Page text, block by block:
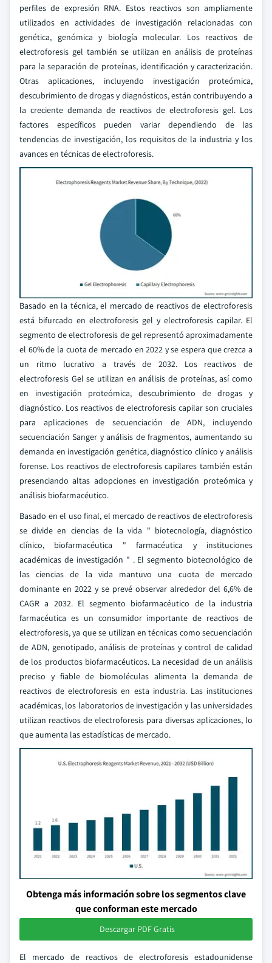
perfiles de expresión RNA. Estos reactivos son ampliamente
utilizados en actividades de investigación relacionadas con
genética, genómica y biología molecular. Los reactivos de
electroforesis gel también se utilizan en análisis de proteínas
para la separación de proteínas, identificación y caracterización.
Otras aplicaciones, incluyendo investigación proteómica,
descubrimiento de drogas y diagnósticos, están contribuyendo a
la creciente demanda de reactivos de electroforesis gel. Los
factores específicos pueden variar dependiendo de las
tendencias de investigación, los requisitos de la industria y los
avances en técnicas de electroforesis.
Basado en la técnica, el mercado de reactivos de electroforesis
está bifurcado en electroforesis gel y electroforesis capilar. El
segmento de electroforesis de gel representó aproximadamente
el 60% de la cuota de mercado en 2022 y se espera que crezca a
un ritmo lucrativo a través de 2032. Los reactivos de
electroforesis Gel se utilizan en análisis de proteínas, así como
en investigación proteómica, descubrimiento de drogas y
diagnóstico. Los reactivos de electroforesis capilar son cruciales
para aplicaciones de secuenciación de ADN, incluyendo
secuenciación Sanger y análisis de fragmentos, aumentando su
demanda en investigación genética, diagnóstico clínico y análisis
forense. Los reactivos de electroforesis capilares también están
presenciando altas adopciones en investigación proteómica y
análisis biofarmacéutico.
Basado en el uso final, el mercado de reactivos de electroforesis
se divide en ciencias de la vida " biotecnología, diagnóstico
clínico, biofarmacéutica " farmacéutica y instituciones
académicas de investigación " . El segmento biotecnológico de
las ciencias de la vida mantuvo una cuota de mercado
dominante en 2022 y se prevé observar alrededor del 6,6% de
CAGR a 2032. El segmento biofarmacéutico de la industria
farmacéutica es un consumidor importante de reactivos de
electroforesis, ya que se utilizan en técnicas como secuenciación
de ADN, genotipado, análisis de proteínas y control de calidad
de los productos biofarmacéuticos. La necesidad de un análisis
preciso y fiable de biomoléculas alimenta la demanda de
reactivos de electroforesis en esta industria. Las instituciones
académicas, los laboratorios de investigación y las universidades
utilizan reactivos de electroforesis para diversas aplicaciones, lo
que aumenta las estadísticas de mercado.
Obtenga más información sobre los segmentos clave
que conforman este mercado
Descargar PDF Gratis
El mercado de reactivos de electroforesis estadounidense